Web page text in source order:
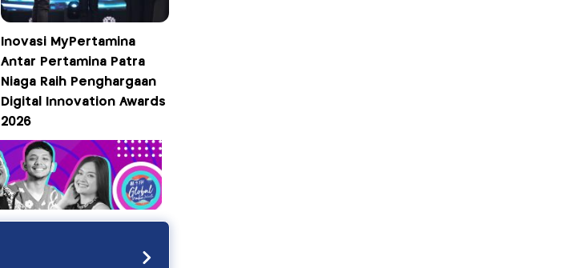
Inovasi MyPertamina
Antar Pertamina Patra
Niaga Raih Penghargaan
Digital Innovation Awards
2026